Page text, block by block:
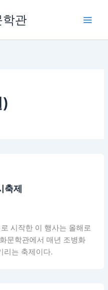
학관
축제
시작한 이 행사는 올해로
문학관에서 매년 조병화
리는 축제이다.